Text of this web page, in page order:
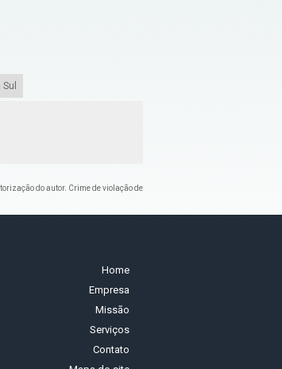
do autor. Crime de violação de
Home
Empresa
Missão
Serviços
Contato